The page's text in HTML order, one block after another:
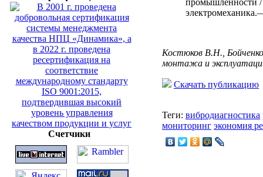
Счетчики
Костюков В.Н.,
монтажа и
Скачать публикацию
Теги: вибродиагностика
мониторинг экономия